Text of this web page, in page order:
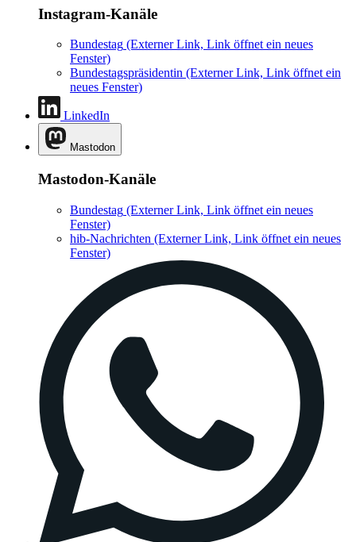
Instagram-Kanäle
Bundestag (Externer Link, Link öffnet ein neues
Fenster)
Bundestagspräsidentin (Externer Link, Link öffnet ein
neues Fenster)
LinkedIn
Mastodon
Mastodon-Kanäle
Bundestag (Externer Link, Link öffnet ein neues
Fenster)
hib-Nachrichten (Externer Link, Link öffnet ein neues
Fenster)